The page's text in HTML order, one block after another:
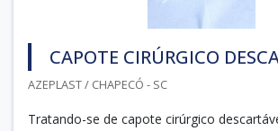
CAPOTE CIRÚRGICO
AZEPLAST / CHAPECÓ - SC
Tratando-se de capote cirúrgico